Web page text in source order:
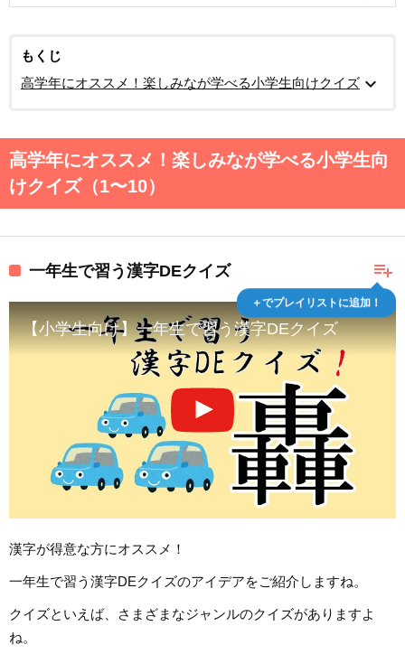
もくじ
高学年にオススメ！楽しみなが学べる小学生向けクイズ expand_more
高学年にオススメ！楽しみなが学べる小学生向
けクイズ（1〜10）
playlist_add
＋でプレイリストに追加！
一年生で習う漢字DEクイズ
【小学生向け】一年生で習う漢字DEクイズ
漢字が得意な方にオススメ！
一年生で習う漢字DEクイズのアイデアをご紹介しますね。
クイズといえば、さまざまなジャンルのクイズがありますよ
ね。